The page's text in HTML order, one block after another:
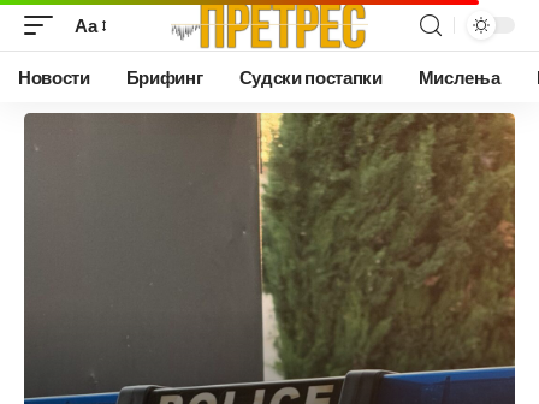
Аа
Новости Брифинг Судски постапки Мислења